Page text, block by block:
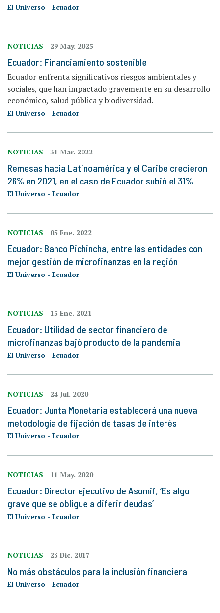
El Universo - Ecuador
NOTICIAS 29 May. 2025
Ecuador: Financiamiento sostenible
Ecuador enfrenta significativos riesgos ambientales y
sociales, que han impactado gravemente en su desarrollo
económico, salud pública y biodiversidad.
El Universo - Ecuador
NOTICIAS 31 Mar. 2022
Remesas hacia Latinoamérica y el Caribe crecieron
26% en 2021, en el caso de Ecuador subió el 31%
El Universo - Ecuador
NOTICIAS 05 Ene. 2022
Ecuador: Banco Pichincha, entre las entidades con
mejor gestión de microfinanzas en la región
El Universo - Ecuador
NOTICIAS 15 Ene. 2021
Ecuador: Utilidad de sector financiero de
microfinanzas bajó producto de la pandemia
El Universo - Ecuador
NOTICIAS 24 Jul. 2020
Ecuador: Junta Monetaria establecerá una nueva
metodología de fijación de tasas de interés
El Universo - Ecuador
NOTICIAS 11 May. 2020
Ecuador: Director ejecutivo de Asomif, ‘Es algo
grave que se obligue a diferir deudas’
El Universo - Ecuador
NOTICIAS 23 Dic. 2017
No más obstáculos para la inclusión financiera
El Universo - Ecuador